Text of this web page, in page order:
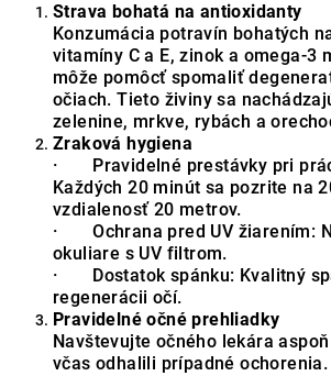
Strava bohatá na antioxidanty
Konzumácia potravín bohatých
vitamíny C a E, zinok a omega-3
môže pomôcť spomaliť
očiach. Tieto živiny sa
zelenine, mrkve, rybách a
Zraková hygiena
· Pravidelné prestávky pri
Každých 20 minút sa pozrite na
vzdialenosť 20 metrov.
· Ochrana pred UV žiarením:
okuliare s UV filtrom.
· Dostatok spánku: Kvalitný
regenerácii očí.
Pravidelné očné prehliadky
Navštevujte očného lekára
včas odhalili prípadné ochorenia.